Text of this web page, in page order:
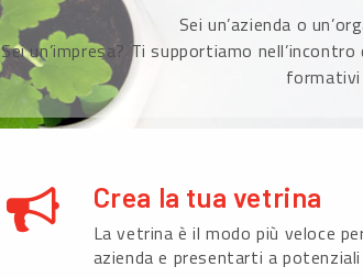
Sei un’azienda o
Sei un’impresa? Ti supportiamo
formativi
Crea la tua vetrina
La vetrina è il modo più veloce
azienda e presentarti a